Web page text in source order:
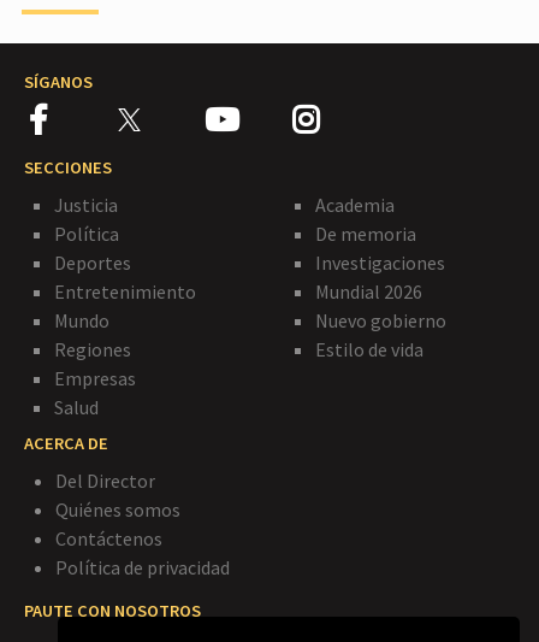
SÍGANOS
SECCIONES
Justicia
Política
Deportes
Entretenimiento
Mundo
Regiones
Empresas
Salud
Academia
De memoria
Investigaciones
Mundial 2026
Nuevo gobierno
Estilo de vida
ACERCA DE
Del Director
Quiénes somos
Contáctenos
Política de privacidad
PAUTE CON NOSOTROS